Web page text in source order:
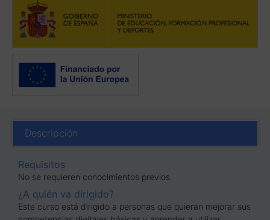
Descripción
Requisitos
No se requieren conocimientos previos.
¿A quién va dirigido?
Este curso está dirigido a personas que quieran mejorar sus